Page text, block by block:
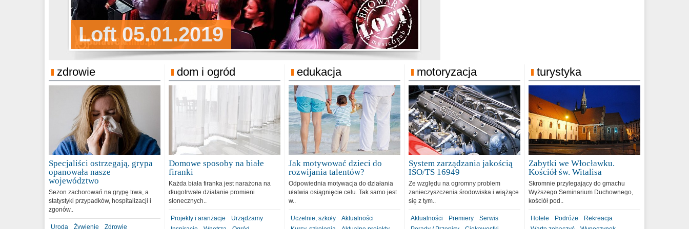
Loft 05.01.2019
Sylwester Podgrodzie 31.12.2018
Sylwester Pensjonat Michelin
31.12.2018
zdrowie
Specjaliści ostrzegają, grypa
opanowała nasze
województwo
Sezon zachorowań na grypę trwa, a
statystyki przypadków, hospitalizacji i
zgonów..
Uroda Żywienie Zdrowie
dom i ogród
Domowe sposoby na białe
firanki
Każda biała firanka jest narażona na
długotrwałe działanie promieni
słonecznych..
Projekty i aranżacje
Urządzamy
edukacja
Jak motywować dzieci do
rozwijania talentów?
Odpowiednia motywacja do działania
ułatwia osiągnięcie celu. Tak samo jest
w..
Uczelnie, szkoły
Aktualności
motoryzacja
System zarządzania jakością
ISO/TS 16949
Ze względu na ogromny problem
zanieczyszczenia środowiska i wiążące
się z tym..
Aktualności Premiery
Serwis
turystyka
Zabytki we Włocławku.
Kościół św. Witalisa
Skromnie przylegający do gmachu
Wyższego Seminarium Duchownego,
kościół pod..
Hotele Podróże
Rekreacja